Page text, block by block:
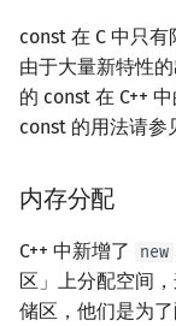
const 在 C 中只有
由于大量新特性
的 const 在 C++
const 的用法请参
内存分配
C++ 中新增了 new
区」上分配空间
储区，他们是为